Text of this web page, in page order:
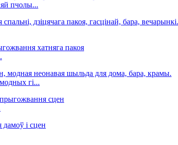
пчолы...
гі...